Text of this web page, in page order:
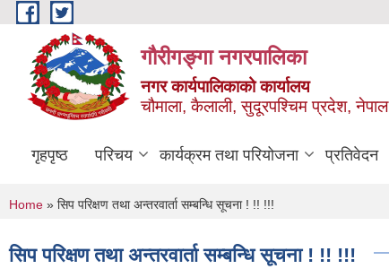
Skip to main content
गौरीगङ्गा नगरपालिका
नगर कार्यपालिकाको कार्यालय
चौमाला, कैलाली, सुदूरपश्चिम प्रदेश, नेपाल
गृहपृष्ठ परिचय कार्यक्रम तथा परियोजना प्रतिवेदन
You are here
Home » सिप परिक्षण तथा अन्तरवार्ता सम्बन्धि सूचना ! !! !!!
सिप परिक्षण तथा अन्तरवार्ता सम्बन्धि सूचना ! !! !!!